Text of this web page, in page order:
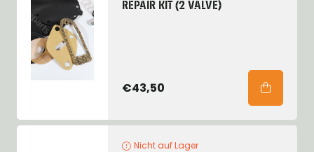
REPAIR KIT (2 VALVE)
€43,50
Nicht auf Lager